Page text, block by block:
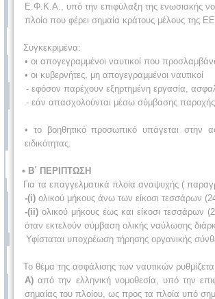
Ε.Φ.Κ.Α., υπό την επιφύλαξη της ενωσιακής
πλοίο που φέρει σημαία κράτους μέλους της
Συγκεκριμένα:
• οι απογεγραμμένοι ναυτικοί που
• οι κυβερνήτες, μη απογεγραμμένοι ναυτικοί
- εφόσον παρέχουν εξηρτημένη εργασία,
- εάν απασχολούνται μέσω σύμβασης
• το βοηθητικό προσωπικό υπάγεται στην
ειδικότητας.
• Β΄ ΠΕΡΙΠΤΩΣΗ
Για τα επαγγελματικά πλοία αναψυχής (
-(i) ολικού μήκους άνω των είκοσι τεσσάρων
-(ii) ολικού μήκους έως και είκοσι τεσσάρων
όταν εκτελούν σύμβαση ολικής ναύλωσης
Υφίσταται υποχρέωση τήρησης οργανικής
Το θέμα της ασφάλισης των ναυτικών
Α) από την ελληνική νομοθεσία, υπό την
σημαίας του πλοίου, ως προς τα πλοία υπό